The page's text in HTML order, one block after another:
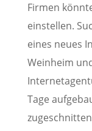
Firmen
einstellen.
eines neues
Weinheim
Tage